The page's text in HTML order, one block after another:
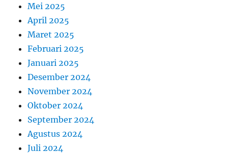
Mei 2025
April 2025
Maret 2025
Februari 2025
Januari 2025
Desember 2024
November 2024
Oktober 2024
September 2024
Agustus 2024
Juli 2024